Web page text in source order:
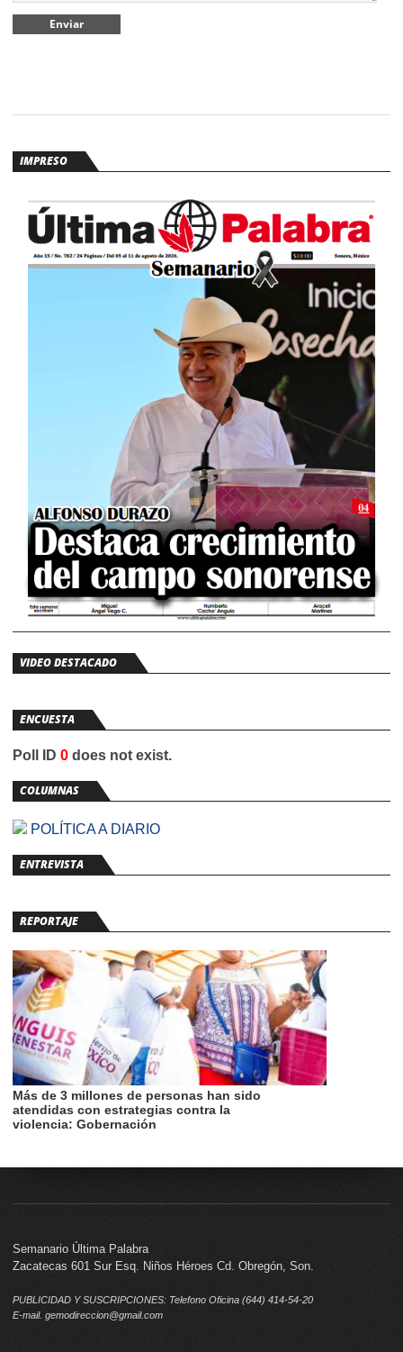
IMPRESO
VIDEO DESTACADO
ENCUESTA
Poll ID 0 does not exist.
COLUMNAS
POLÍTICA A DIARIO
ENTREVISTA
REPORTAJE
Más de 3 millones de personas han sido
atendidas con estrategias contra la
violencia: Gobernación
Semanario Última Palabra
Zacatecas 601 Sur Esq. Niños Héroes Cd. Obregón, Son.
PUBLICIDAD Y SUSCRIPCIONES: Telefono Oficina (644) 414-54-20
E-mail. gemodireccion@gmail.com